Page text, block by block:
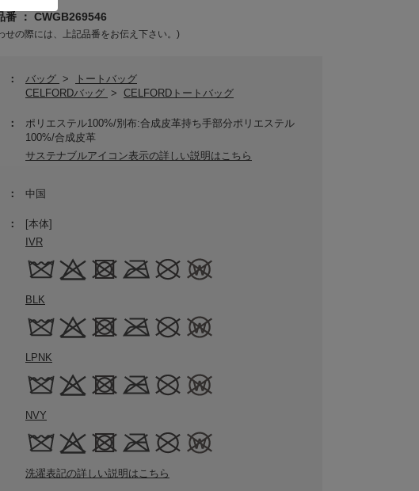
番 ： CWGB269546
せの際には、上記品番をお伝え下さい。)
バッグ >
トートバッグ
CELFORDバッグ > CELFORDトートバッグ
ポリエステル100%/別布:合成皮革持ち手部分ポリエステル
100%/合成皮革
サステナブルアイコン表示の詳しい説明はこちら
中国
[本体]
IVR
BLK
LPNK
NVY
洗濯表記の詳しい説明はこちら